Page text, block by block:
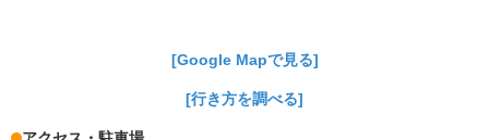
[Google Mapで見る]
[行き方を調べる]